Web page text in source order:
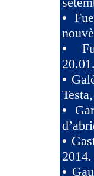
•
•
•
•
•
•